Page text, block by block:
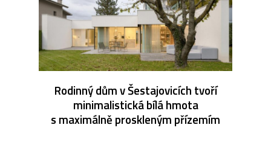
Rodinný dům v Šestajovicích tvoří
minimalistická bílá hmota
s maximálně proskleným přízemím